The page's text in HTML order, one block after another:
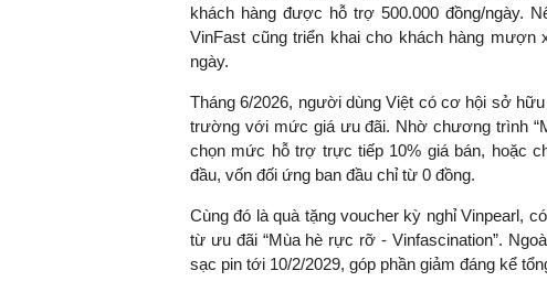
khách hàng được hỗ trợ 500.000 đồng/ngày.
VinFast cũng triển khai cho khách hàng mượn
ngày.
Tháng 6/2026, người dùng Việt có cơ hội sở
trường với mức giá ưu đãi. Nhờ chương trình
chọn mức hỗ trợ trực tiếp 10% giá bán, hoặc
đầu, vốn đối ứng ban đầu chỉ từ 0 đồng.
Cùng đó là quà tặng voucher kỳ nghỉ Vinpearl,
từ ưu đãi “Mùa hè rực rỡ - Vinfascination”.
sạc pin tới 10/2/2029, góp phần giảm đáng kể